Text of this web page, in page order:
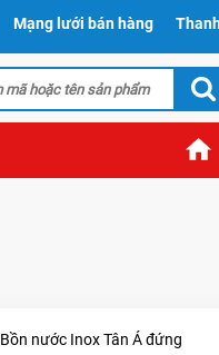
Mạng lưới bán hàng
Bồn nước Inox Tân Á đứng